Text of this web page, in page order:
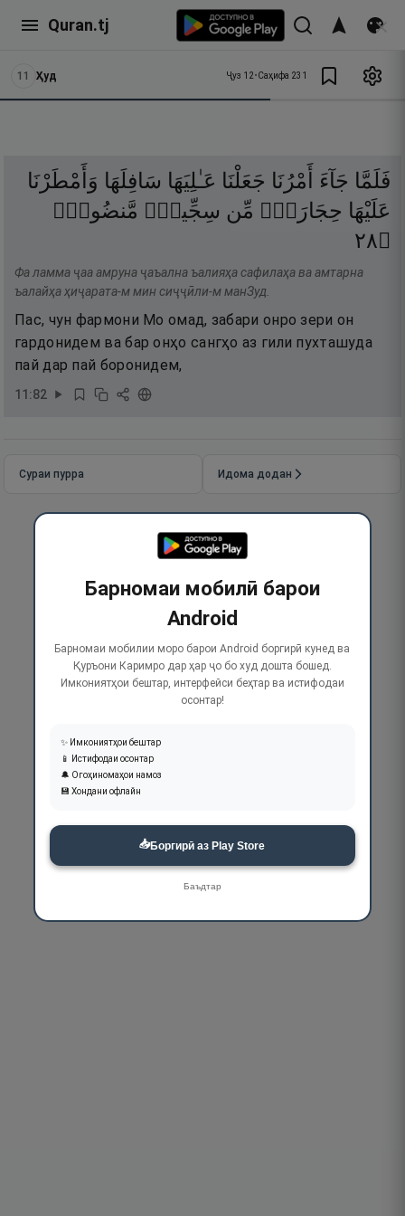
Quran.tj
11 Ҳуд Ҷуз 12•Саҳифа 231
فَلَمَّا جَآءَ أَمْرُنَا جَعَلْنَا عَـٰلِيَهَا سَافِلَهَا وَأَمْطَرْنَا
عَلَيْهَا حِجَارَةًۭ مِّن سِجِّيلٍۢ مَّنضُودٍۢ
۝٨٢
Фа ламма ҷаа амруна ҷаъална ъалияҳа сафилаҳа ва амтарна
ъалайҳа ҳиҷарата-м мин сиҷҷӣли-м манЗуд.
Пас, чун фармони Мо омад, забари онро зери он
гардонидем ва бар онҳо сангҳо аз гили пухташуда
пай дар пай боронидем,
11:82
Сураи пурра Идома додан
Барномаи мобилӣ барои
Android
Барномаи мобилии моро барои Android боргирӣ кунед ва
Қуръони Каримро дар ҳар ҷо бо худ дошта бошед.
Имкониятҳои бештар, интерфейси беҳтар ва истифодаи
осонтар!
✨ Имкониятҳои бештар
📱 Истифодаи осонтар
🔔 Огоҳиномаҳои намоз
💾 Хондани офлайн
📥Боргирӣ аз Play Store
Баъдтар